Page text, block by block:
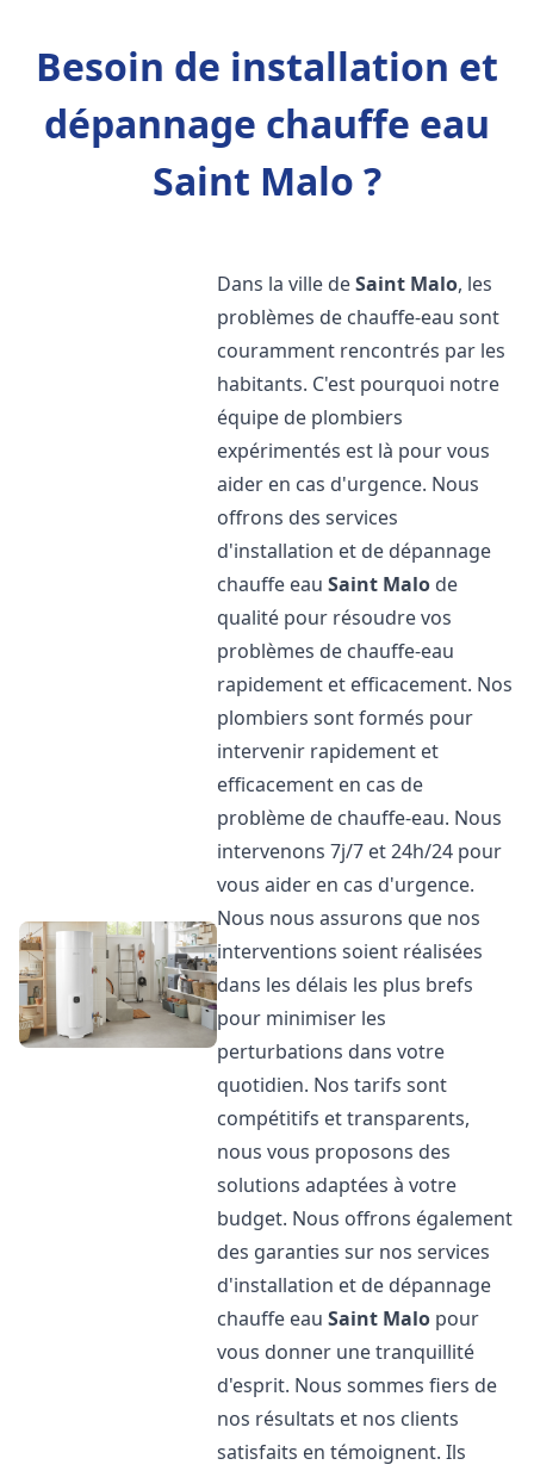
Besoin de installation et
dépannage chauffe eau
Saint Malo ?
Dans la ville deSaint Malo, les
problèmes de chauffe-eau sont
couramment rencontrés par les
habitants. C'est pourquoi notre
équipe de plombiers
expérimentés est là pour vous
aider en cas d'urgence. Nous
offrons des services
d'installation et de dépannage
chauffe eauSaint Malo de
qualité pour résoudre vos
problèmes de chauffe-eau
rapidement et efficacement. Nos
plombiers sont formés pour
intervenir rapidement et
efficacement en cas de
problème de chauffe-eau. Nous
intervenons 7j/7 et 24h/24 pour
vous aider en cas d'urgence.
Nous nous assurons que nos
interventions soient réalisées
dans les délais les plus brefs
pour minimiser les
perturbations dans votre
quotidien. Nos tarifs sont
compétitifs et transparents,
nous vous proposons des
solutions adaptées à votre
budget. Nous offrons également
des garanties sur nos services
d'installation et de dépannage
chauffe eauSaint Malo pour
vous donner une tranquillité
d'esprit. Nous sommes fiers de
nos résultats et nos clients
satisfaits en témoignent. Ils